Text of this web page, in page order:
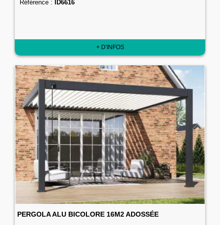
Référence : ID6616
+ D'INFOS
PERGOLA ALU BICOLORE 16M2 ADOSSÉE